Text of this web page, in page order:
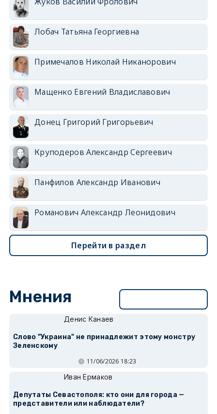
Лобач Татьяна Георгиевна
Примечалов Николай Никанорович
Мащенко Евгений Владиславович
Донец Григорий Григорьевич
Круподеров Александр Сергеевич
Панфилов Александр Иванович
Романович Александр Леонидович
Перейти в раздел
Мнения
Денис Канаев
Слово "Украина" не принадлежит этому монстру
Зеленскому
11/06/2026 18:23
Иван Ермаков
Депутаты Севастополя: кто они для города —
представители или наблюдатели?